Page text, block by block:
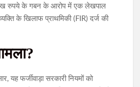
रुपये के गबन के आरोप में एक लेखपाल
के खिलाफ प्राथमिकी (FIR) दर्ज की
यह फर्जीवाड़ा सरकारी नियमों को